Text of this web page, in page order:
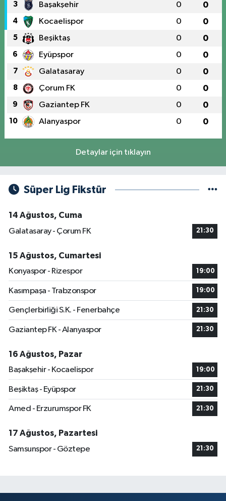
3 Başakşehir 0 0
4 Kocaelispor 0 0
5 Beşiktaş 0 0
6 Eyüpspor 0 0
7 Galatasaray 0 0
8 Çorum FK 0 0
9 Gaziantep FK 0 0
10 Alanyaspor 0 0
Detaylar için tıklayın
Süper Lig Fikstür
14 Ağustos, Cuma
Galatasaray - Çorum FK
21:30
15 Ağustos, Cumartesi
Konyaspor - Rizespor
19:00
Kasımpaşa - Trabzonspor 19:00
Gençlerbirliği S.K. - Fenerbahçe 21:30
Gaziantep FK - Alanyaspor 21:30
16 Ağustos, Pazar
Başakşehir - Kocaelispor
19:00
Beşiktaş - Eyüpspor 21:30
Amed - Erzurumspor FK 21:30
17 Ağustos, Pazartesi
Samsunspor - Göztepe
21:30